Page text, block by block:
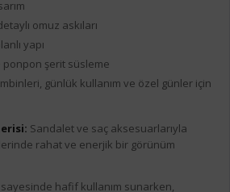
omuz askıları
yapı
ponpon şerit süsleme
günlük kullanım ve özel günler için
Sandalet ve saç aksesuarlarıyla
rahat ve enerjik bir görünüm
hafif kullanım sunarken,